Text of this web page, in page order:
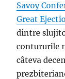
Savoy
Great
dintre
contururile
câteva